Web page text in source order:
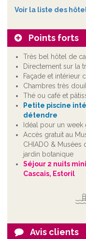
Voir la liste des
Points forts
Très bel hôtel de
Directement sur la
Façade et intérieur
Chambres très
Thé ou café et
Petite piscine
détendre
Idéal pour un
Accès gratuit au
CHIADO &
jardin botanique
Séjour 2 nuits
Cascais, Estoril
Avis clients